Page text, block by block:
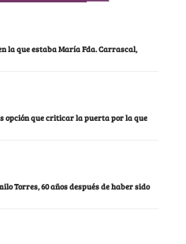
la que estaba María Fda. Carrascal,
opción que criticar la puerta por la que
Torres, 60 años después de haber sido